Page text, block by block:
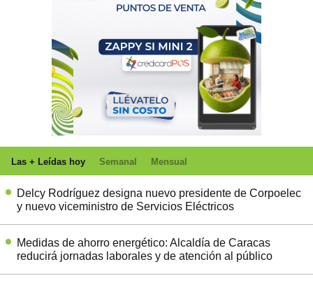
Las + Leídas hoy Semanal Mensual
Delcy Rodríguez designa nuevo presidente de Corpoelec
y nuevo viceministro de Servicios Eléctricos
Medidas de ahorro energético: Alcaldía de Caracas
reducirá jornadas laborales y de atención al público